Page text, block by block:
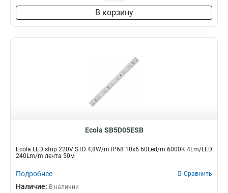
В корзину
Ecola SB5D05ESB
Ecola LED strip 220V STD 4,8W/m IP68 10x6 60Led/m 6000K 4Lm/LED
240Lm/m лента 50м
Подробнее Сравнить
Наличие: В наличии